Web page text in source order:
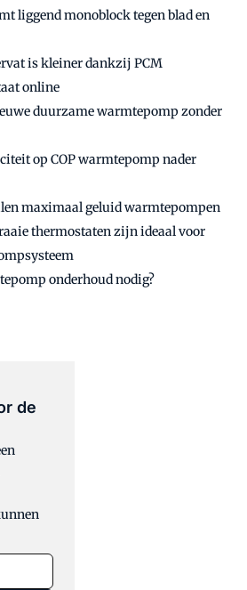
liggend monoblock tegen blad en
is kleiner dankzij PCM
online
duurzame warmtepomp zonder
op COP warmtepomp nader
maximaal geluid warmtepompen
thermostaten zijn ideaal voor
onderhoud nodig?
de